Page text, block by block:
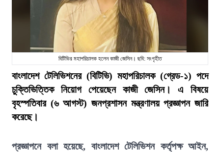
বিটিভির মহাপরিচালক হলেন কাজী জেসিন। ছবি: সংগৃহীত
বাংলাদেশ টেলিভিশনের (বিটিভি) মহাপরিচালক (গ্রেড-১) পদে
চুক্তিভিত্তিক নিয়োগ পেয়েছেন কাজী জেসিন। এ বিষয়ে
বৃহস্পতিবার (৬ আগস্ট) জনপ্রশাসন মন্ত্রণালয় প্রজ্ঞাপন জারি
করেছে।
প্রজ্ঞাপনে বলা হয়েছে, বাংলাদেশ টেলিভিশন কর্তৃপক্ষ আইন,